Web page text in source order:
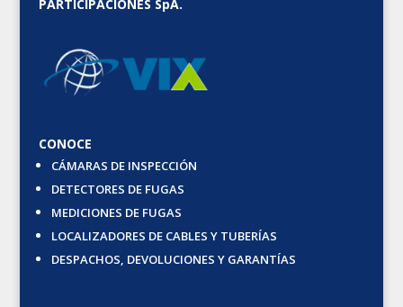
PARTICIPACIONES SpA.
CONOCE
CÁMARAS DE INSPECCIÓN
DETECTORES DE FUGAS
MEDICIONES DE FUGAS
LOCALIZADORES DE CABLES Y TUBERÍAS
DESPACHOS, DEVOLUCIONES Y GARANTÍAS